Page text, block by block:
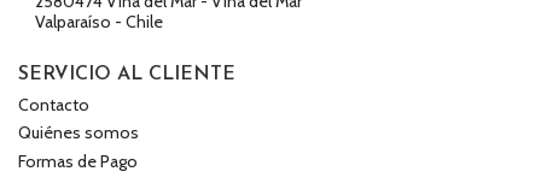
Valparaíso - Chile
SERVICIO AL CLIENTE
Contacto
Quiénes somos
Formas de Pago